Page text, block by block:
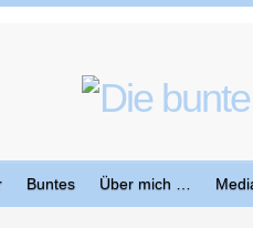
Buntes Über mich …